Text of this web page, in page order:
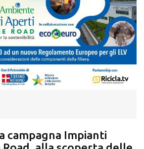
campagna Impianti